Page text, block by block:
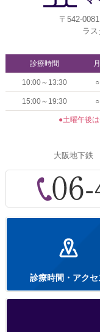
〒542-
ラ
診療時間 月
10:00～13:30 ○
15:00～19:30 ○
●土曜午後
大阪地下鉄
診療時間・アクセ